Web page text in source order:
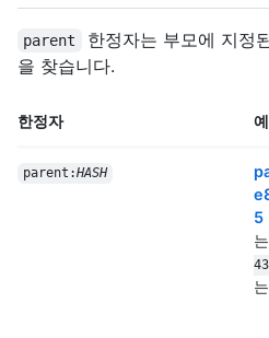
parent
한정자는 부모에 지정
을 찾습니다.
한정자
parent:HASH
5
는